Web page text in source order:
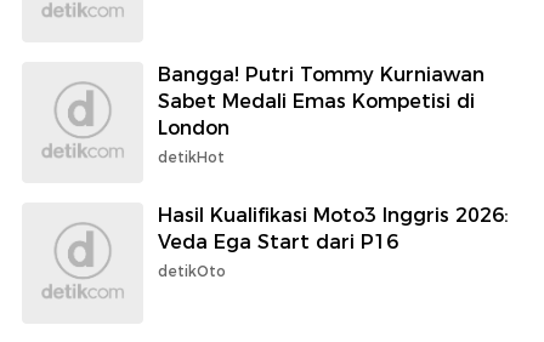
Bangga! Putri Tommy Kurniawan
Sabet Medali Emas Kompetisi di
London
detikHot
Hasil Kualifikasi Moto3 Inggris 2026:
Veda Ega Start dari P16
detikOto